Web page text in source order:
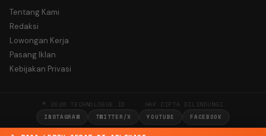
Tentang Kami
Redaksi
Lowongan Kerja
Pasang Iklan
Kebijakan Privasi
© 2026 TECHNOLOGUE.ID · HAK CIPTA DILINDUNGI
INSTAGRAM TWITTER/X YOUTUBE FACEBOOK